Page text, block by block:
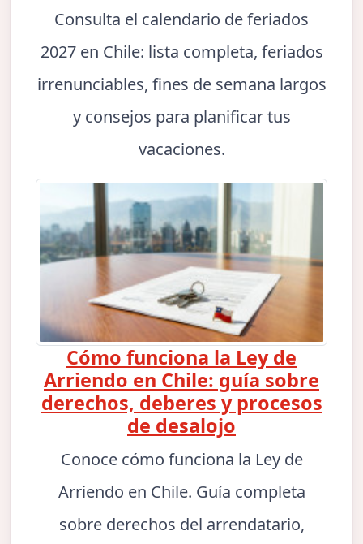
Consulta el calendario de feriados
2027 en Chile: lista completa, feriados
irrenunciables, fines de semana largos
y consejos para planificar tus
vacaciones.
Cómo funciona la Ley de
Arriendo en Chile: guía sobre
derechos, deberes y procesos
de desalojo
Conoce cómo funciona la Ley de
Arriendo en Chile. Guía completa
sobre derechos del arrendatario,